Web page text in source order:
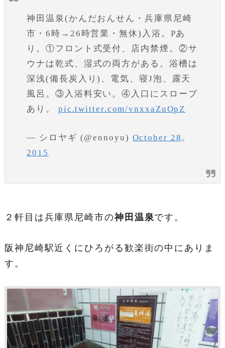
神田温泉(かんだおんせん・兵庫県尼崎
市・6時→26時営業・無休)入浴。Pあ
り。①フロント式受付、店内禁煙。②サ
ウナは乾式、湿式の両方がある。浴槽は
深浅(備長炭入り)、電気、寝J泡、露天
風呂。③入浴料安い。④入口にスロープ
あり。 pic.twitter.com/vnxxaZuOpZ
— シロヤギ (@ennoyu) October 28,
2015
２軒目は兵庫県尼崎市の神田温泉です。
阪神尼崎駅近くにひろがる歓楽街の中にありま
す。